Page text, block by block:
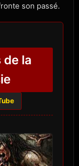
son passé.
de la